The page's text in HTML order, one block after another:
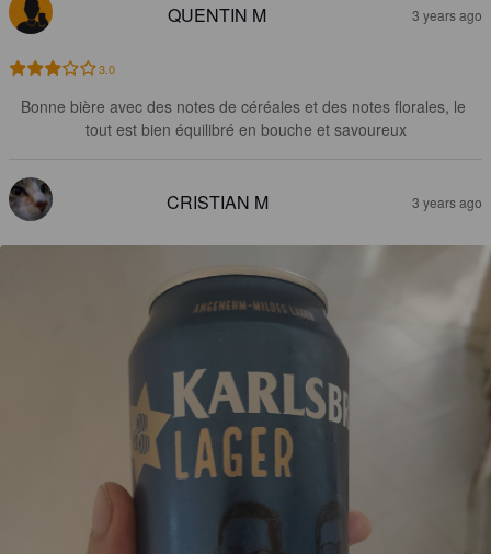
QUENTIN M 3 years ago
3.0
Bonne bière avec des notes de céréales et des notes florales, le
tout est bien équilibré en bouche et savoureux
CRISTIAN M 3 years ago